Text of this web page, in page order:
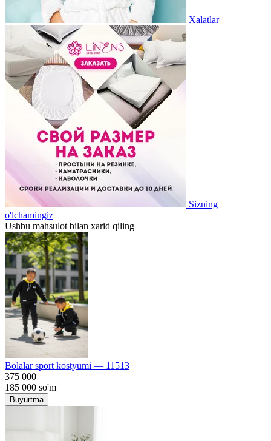
Xalatlar
Sizning
o'lchamingiz
Ushbu mahsulot bilan xarid qiling
Bolalar sport kostyumi — 11513
375 000
185 000 so'm
Buyurtma